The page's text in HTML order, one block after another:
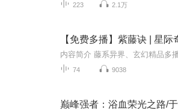
223 2.1万
【免费多播】紫藤诀 | 星际
74 9038
巅峰强者：浴血荣光之路/